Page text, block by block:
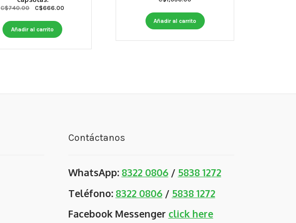
C$740.00
Original
was:
C$740.00.
C$666.00Current
Añadir al carrito
Añadir al carrito
Contáctanos
WhatsApp: 8322 0806/ 5838 1272
Teléfono: 8322 0806/ 5838 1272
Facebook Messenger click here